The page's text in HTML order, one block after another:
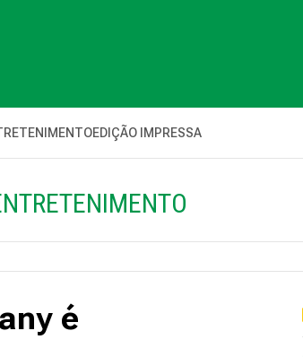
EDIÇÃO IMPRESSA
é